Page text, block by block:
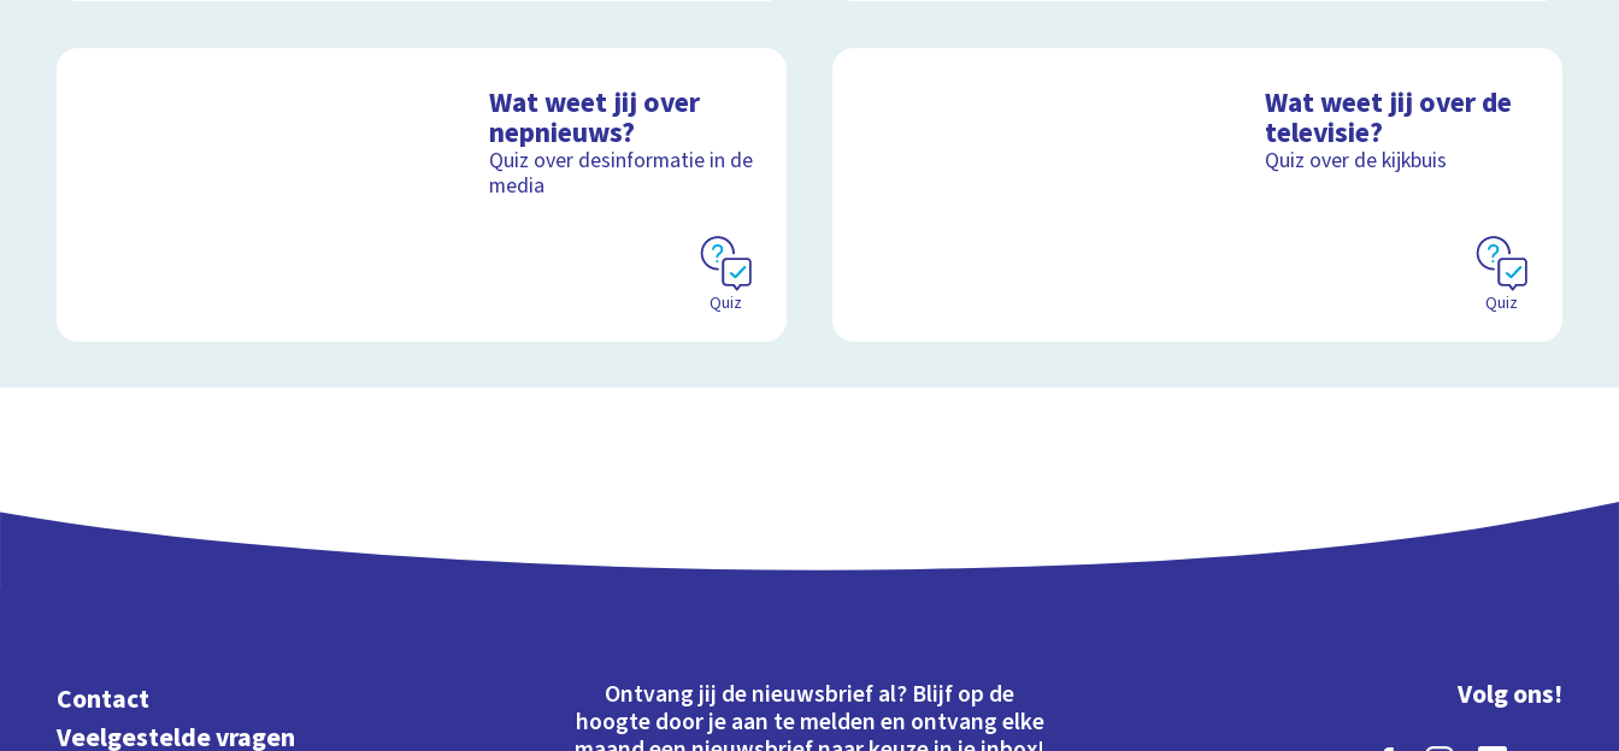
Wat weet jij over
nepnieuws?
Quiz over desinformatie in de
media
Quiz
Wat weet jij over de
televisie?
Quiz over de kijkbuis
Quiz
Contact
Veelgestelde vragen
Ontvang jij de nieuwsbrief al? Blijf op de
hoogte door je aan te melden en ontvang elke
Volg ons!